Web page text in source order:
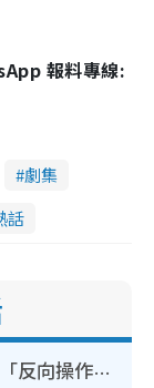
報料專線:
劇集
話
WhatsApp預設貼圖點刪？揭1招「反向操作」還原簡潔介面 附3步實測教學